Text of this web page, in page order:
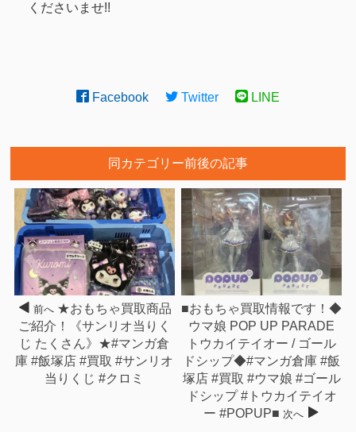
くださいませ!!
Facebook Twitter LINE
同カテゴリー前後の記事
前へ ★おもちゃ買取商品
ご紹介！《サンリオ当りく
じ たくさん》★#マンガ倉
庫 #飯塚店 #買取 #サンリオ
当りくじ #クロミ
■おもちゃ買取情報です！◆
ウマ娘 POP UP PARADE
トウカイテイオー / ゴール
ドシップ◆#マンガ倉庫 #飯
塚店 #買取 #ウマ娘 #ゴール
ドシップ #トウカイテイオ
ー #POPUP■ 次へ